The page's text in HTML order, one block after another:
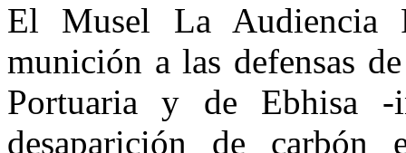
El Musel La Audiencia
munición a las defensas
Portuaria y de Ebhisa -
desaparición de